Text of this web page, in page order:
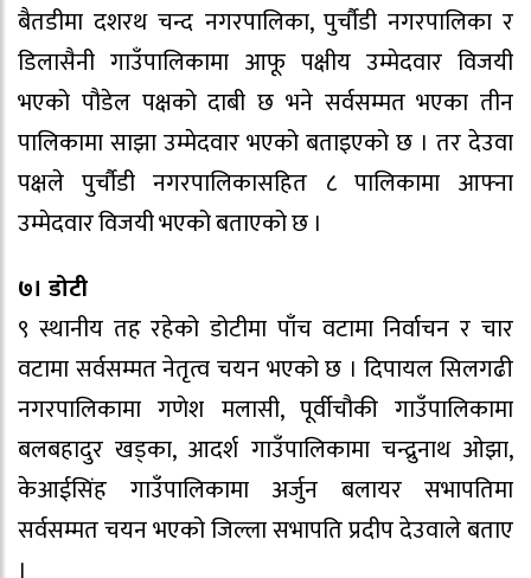
बैतडीमा दशरथ चन्द नगरपालिका, पुर्चौडी नगरपालिका र
डिलासैनी गाउँपालिकामा आफू पक्षीय उम्मेदवार विजयी
भएको पौडेल पक्षको दाबी छ भने सर्वसम्मत भएका तीन
पालिकामा साझा उम्मेदवार भएको बताइएको छ । तर देउवा
पक्षले पुर्चौडी नगरपालिकासहित ८ पालिकामा आफ्ना
उम्मेदवार विजयी भएको बताएको छ ।
७। डोटी
९ स्थानीय तह रहेको डोटीमा पाँच वटामा निर्वाचन र चार
वटामा सर्वसम्मत नेतृत्व चयन भएको छ । दिपायल सिलगढी
नगरपालिकामा गणेश मलासी, पूर्वीचौकी गाउँपालिकामा
बलबहादुर खड्का, आदर्श गाउँपालिकामा चन्द्रुनाथ ओझा,
केआईसिंह गाउँपालिकामा अर्जुन बलायर सभापतिमा
सर्वसम्मत चयन भएको जिल्ला सभापति प्रदीप देउवाले बताए